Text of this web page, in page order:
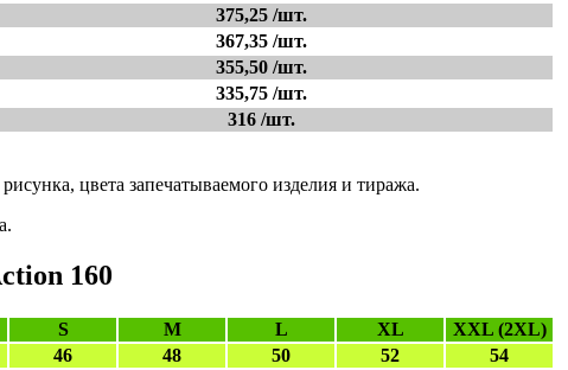
375,25 /шт.
367,35 /шт.
355,50 /шт.
335,75 /шт.
316 /шт.
цвета запечатываемого изделия и тиража.
160
S M L XL
XXL (2XL)
46 48 50 52
54